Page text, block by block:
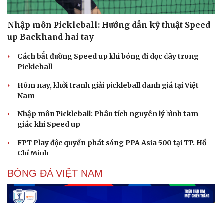
Nhập môn Pickleball: Hướng dẫn kỹ thuật Speed
up Backhand hai tay
Cách bắt đường Speed up khi bóng đi dọc dây trong
Pickleball
Hôm nay, khởi tranh giải pickleball danh giá tại Việt
Nam
Nhập môn Pickleball: Phân tích nguyên lý hình tam
giác khi Speed up
FPT Play độc quyền phát sóng PPA Asia 500 tại TP. Hồ
Chí Minh
BÓNG ĐÁ VIỆT NAM